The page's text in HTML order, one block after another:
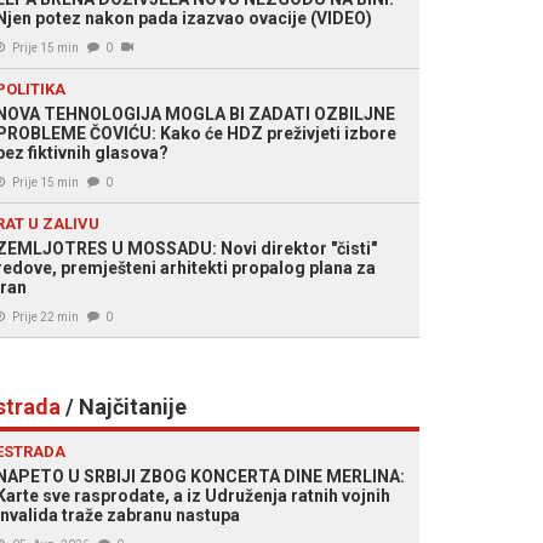
potez nakon pada izazvao ovacije (VIDEO)
Prije 15 min 0
TEHNOLOGIJA MOGLA BI ZADATI OZBILJNE
ČOVIĆU: Kako će HDZ preživjeti izbore
fiktivnih glasova?
Prije 15 min 0
U ZALIVU
U MOSSADU: Novi direktor "čisti"
premješteni arhitekti propalog plana za
Prije 22 min 0
/ Najčitanije
U SRBIJI ZBOG KONCERTA DINE MERLINA:
sve rasprodate, a iz Udruženja ratnih vojnih
traže zabranu nastupa